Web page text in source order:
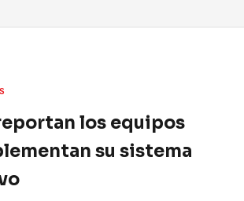
los equipos
su sistema